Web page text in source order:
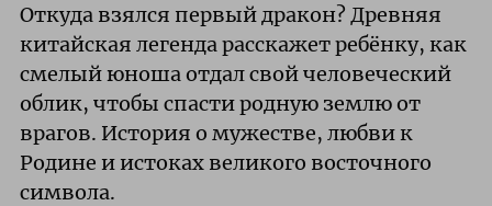
Откуда взялся первый дракон? Древняя
китайская легенда расскажет ребёнку, как
смелый юноша отдал свой человеческий
облик, чтобы спасти родную землю от
врагов. История о мужестве, любви к
Родине и истоках великого восточного
символа.